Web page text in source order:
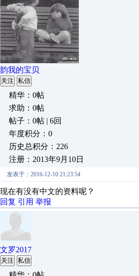
韵我的宝贝
关注 私信
精华：0帖
求助：0帖
帖子：0帖 | 6回
年度积分：0
历史总积分：226
注册：2013年9月10日
发表于：2016-12-10 21:23:54
现在有没有中文的资料呢？
回复 引用 举报
文罗2017
关注 私信